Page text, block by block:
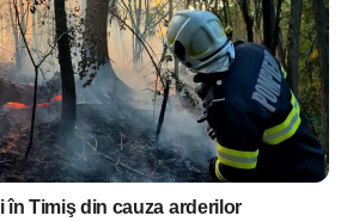
în Timiş din cauza arderilor